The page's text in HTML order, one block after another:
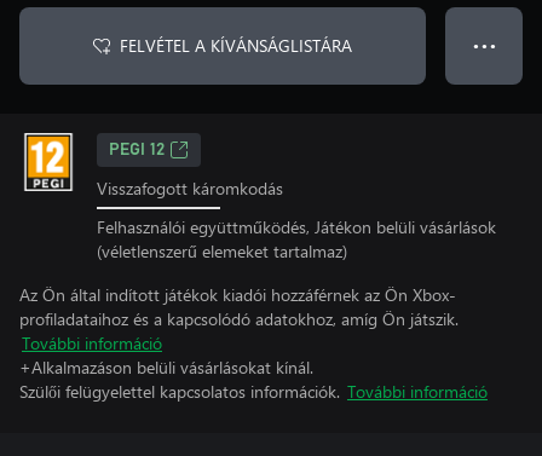
FELVÉTEL A KÍVÁNSÁGLISTÁRA ● ● ●
PEGI 12
Visszafogott káromkodás
Felhasználói együttműködés, Játékon belüli vásárlások
(véletlenszerű elemeket tartalmaz)
Az Ön által indított játékok kiadói hozzáférnek az Ön Xbox-
profiladataihoz és a kapcsolódó adatokhoz, amíg Ön játszik.
További információ
+Alkalmazáson belüli vásárlásokat kínál.
Szülői felügyelettel kapcsolatos információk. További információ